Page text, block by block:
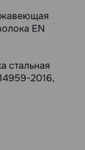
EN
стальная
2016,